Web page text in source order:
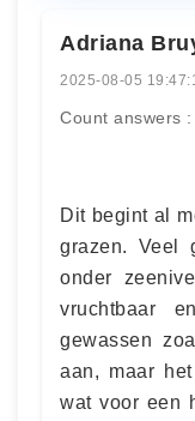
Adriana
2025-08-05
Count answers :
Dit begint al
grazen. Veel
onder
vruchtbaar
gewassen
aan, maar
wat voor een